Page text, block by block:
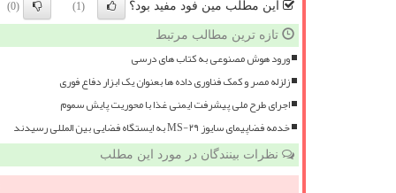
این مطلب مین فود مفید بود؟ (1)
(0)
تازه ترین مطالب مرتبط
ورود هوش مصنوعی به کتاب های درسی
زلزله مصر و کمک فناوری داده ها بعنوان یک ابزار دفاع فوری
اجرای طرح ملی پیشرفت ایمنی غذا با محوریت پایش سموم
خدمه فضاپیمای سایوز MS-۲۹ به ایستگاه فضایی بین المللی رسیدند
نظرات بینندگان در مورد این مطلب